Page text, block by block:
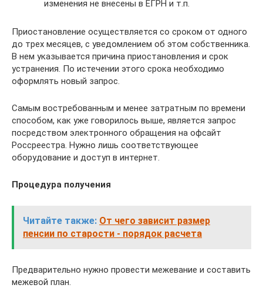
изменения не внесены в ЕГРН и т.п.
Приостановление осуществляется со сроком от одного
до трех месяцев, с уведомлением об этом собственника.
В нем указывается причина приостановления и срок
устранения. По истечении этого срока необходимо
оформлять новый запрос.
Самым востребованным и менее затратным по времени
способом, как уже говорилось выше, является запрос
посредством электронного обращения на офсайт
Россреестра. Нужно лишь соответствующее
оборудование и доступ в интернет.
Процедура получения
Читайте также: От чего зависит размер
пенсии по старости - порядок расчета
Предварительно нужно провести межевание и составить
межевой план.